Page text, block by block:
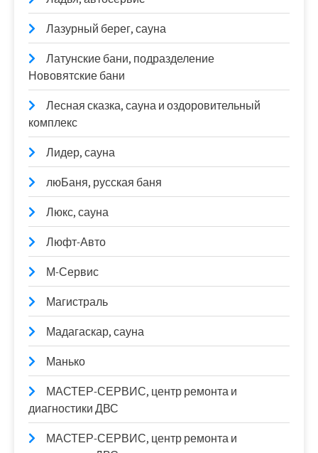
Лазурный берег, сауна
Латунские бани, подразделение
Нововятские бани
Лесная сказка, сауна и оздоровительный
комплекс
Лидер, сауна
люБаня, русская баня
Люкс, сауна
Люфт-Авто
М-Сервис
Магистраль
Мадагаскар, сауна
Манько
МАСТЕР-СЕРВИС, центр ремонта и
диагностики ДВС
МАСТЕР-СЕРВИС, центр ремонта и